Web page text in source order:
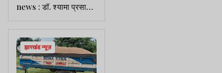
news : डॉ. श्यामा प्रसाद
मुखर्जी के बलिदान दिवस पर
श्रद्धांजलि सभा का आयोजन
झारखंड न्यूज़